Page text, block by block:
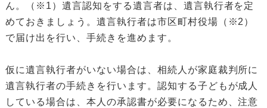
ん。（※1）遺言認知をする遺言者は、遺言執行者を定
めておきましょう。遺言執行者は市区町村役場（※2）
で届け出を行い、手続きを進めます。
仮に遺言執行者がいない場合は、相続人が家庭裁判所に
遺言執行者の手続きを行います。認知する子どもが成人
している場合は、本人の承認書が必要になるため、注意